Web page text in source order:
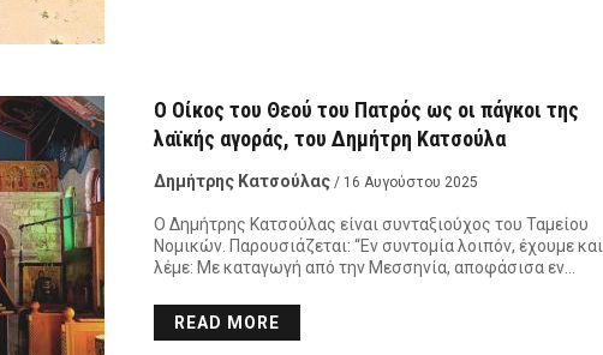
Ο Οίκος του Θεού του Πατρός ως οι πάγκοι της
λαϊκής αγοράς, του Δημήτρη Κατσούλα
Δημήτρης Κατσούλας / 16 Αυγούστου 2025
Ο Δημήτρης Κατσούλας είναι συνταξιούχος του Ταμείου
Νομικών. Παρουσιάζεται: “Εν συντομία λοιπόν, έχουμε και
λέμε: Με καταγωγή από την Μεσσηνία, αποφάσισα εν…
READ MORE